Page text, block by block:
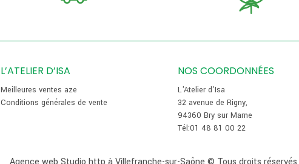
L’ATELIER D’ISA
Meilleures ventes aze
Conditions générales de vente
NOS COORDONNÉES
L'Atelier d'Isa
32 avenue de Rigny,
94360 Bry sur Marne
Tél:01 48 81 00 22